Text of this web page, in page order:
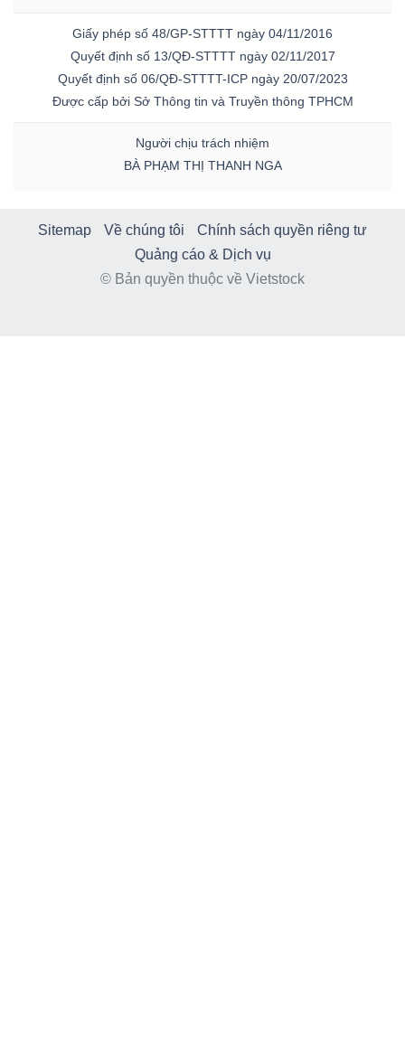
Giấy phép số 48/GP-STTTT ngày 04/11/2016
Quyết định số 13/QĐ-STTTT ngày 02/11/2017
Quyết định số 06/QĐ-STTTT-ICP ngày 20/07/2023
Được cấp bởi Sở Thông tin và Truyền thông TPHCM
Người chịu trách nhiệm
BÀ PHẠM THỊ THANH NGA
Sitemap Về chúng tôi
Chính sách quyền riêng tư
Quảng cáo & Dịch vụ
© Bản quyền thuộc về Vietstock